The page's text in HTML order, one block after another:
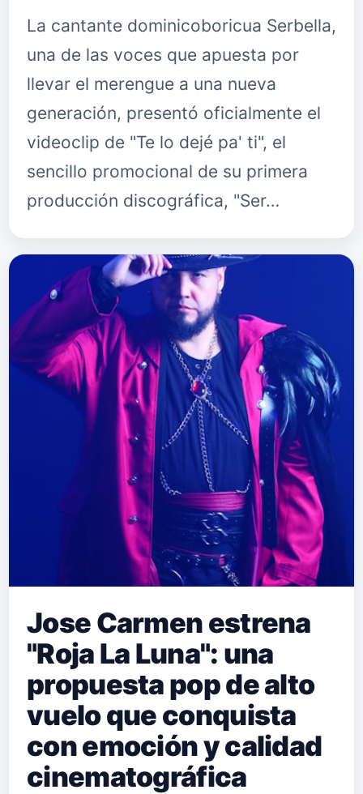
La cantante dominicoboricua Serbella,
una de las voces que apuesta por
llevar el merengue a una nueva
generación, presentó oficialmente el
videoclip de "Te lo dejé pa' ti", el
sencillo promocional de su primera
producción discográfica, "Ser…
Jose Carmen estrena
"Roja La Luna": una
propuesta pop de alto
vuelo que conquista
con emoción y calidad
cinematográfica